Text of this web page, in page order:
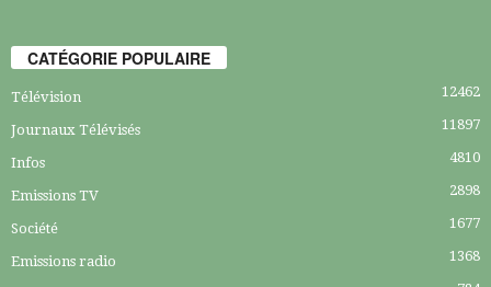
CATÉGORIE POPULAIRE
Télévision 12462
Journaux Télévisés 11897
Infos 4810
Emissions TV 2898
Société 1677
Emissions radio 1368